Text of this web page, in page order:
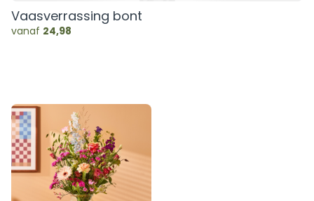
Vaasverrassing bont
vanaf 24,98